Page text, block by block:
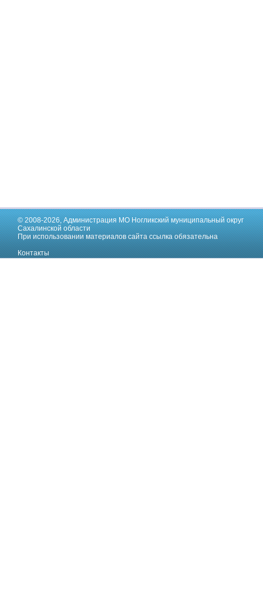
© 2008-2026,Администрация МО Ногликский муниципальный округ
Сахалинской области
При использовании материалов сайта ссылка обязательна
Контакты